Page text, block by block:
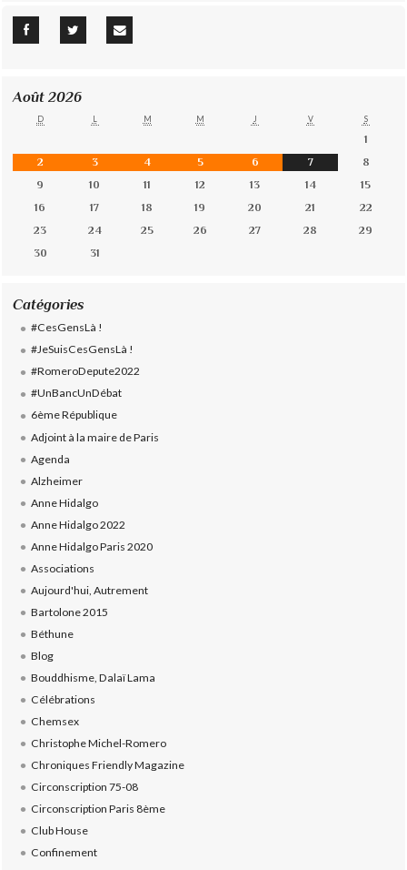
Août 2026
D L M M J V S
1
2
3 4 5 6 7
8
9
10 11 12 13 14
15
16
17 18 19 20 21
22
23
24 25 26 27 28
29
30
31
Catégories
#CesGensLà !
#JeSuisCesGensLà !
#RomeroDepute2022
#UnBancUnDébat
6ème République
Adjoint à la maire de Paris
Agenda
Alzheimer
Anne Hidalgo
Anne Hidalgo 2022
Anne Hidalgo Paris 2020
Associations
Aujourd'hui, Autrement
Bartolone 2015
Béthune
Blog
Bouddhisme, Dalaï Lama
Célébrations
Chemsex
Christophe Michel-Romero
Chroniques Friendly Magazine
Circonscription 75-08
Circonscription Paris 8ème
Club House
Confinement